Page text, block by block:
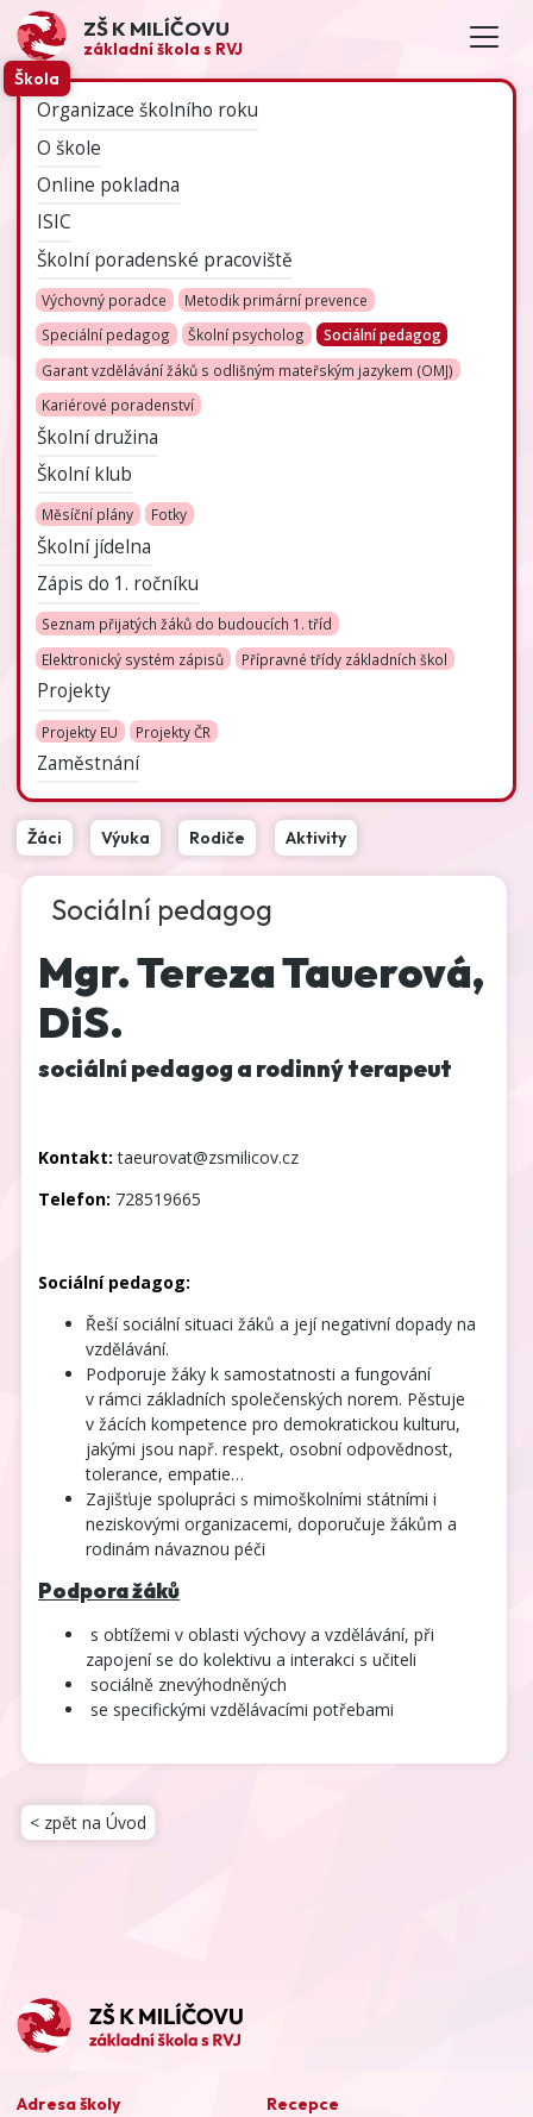
ZŠ K MILÍČOVU
základní škola s RVJ
Škola
Organizace školního roku
O škole
Online pokladna
ISIC
Školní poradenské pracoviště
Výchovný poradce
Metodik primární prevence
Speciální pedagog
Školní psycholog
Sociální pedagog
Garant vzdělávání žáků s odlišným mateřským jazykem (OMJ)
Kariérové poradenství
Školní družina
Školní klub
Měsíční plány Fotky
Školní jídelna
Zápis do 1. ročníku
Seznam přijatých žáků do budoucích 1. tříd
Elektronický systém zápisů
Přípravné třídy základních škol
Projekty
Projekty EU Projekty ČR
Zaměstnání
Žáci Výuka Rodiče Aktivity
Sociální pedagog
Mgr. Tereza Tauerová,
DiS.
sociální pedagog a rodinný terapeut
Kontakt:taeurovat@zsmilicov.cz
Telefon: 728519665
Sociální pedagog:
Řeší sociální situaci žáků a její negativní dopady na
vzdělávání.
Podporuje žáky k samostatnosti a fungování
v rámci základních společenských norem. Pěstuje
v žácích kompetence pro demokratickou kulturu,
jakými jsou např. respekt, osobní odpovědnost,
tolerance, empatie…
Zajišťuje spolupráci s mimoškolními státními i
neziskovými organizacemi, doporučuje žákům a
rodinám návaznou péči
Podpora žáků
s obtížemi v oblasti výchovy a vzdělávání, při
zapojení se do kolektivu a interakci s učiteli
sociálně znevýhodněných
se specifickými vzdělávacími potřebami
< zpět na Úvod
Adresa školy Recepce